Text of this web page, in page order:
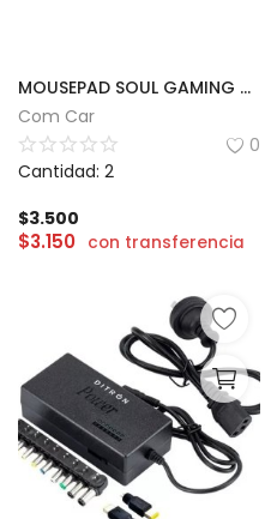
MOUSEPAD SOUL GAMING CON DISEÑOS | 80 x 40cm
Com Car
0
Cantidad: 2
$3.500
$3.150 con transferencia